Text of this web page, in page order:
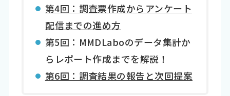
第4回：調査票作成からアンケート
配信までの進め方
第5回：MMDLaboのデータ集計か
らレポート作成までを解説！
第6回：調査結果の報告と次回提案